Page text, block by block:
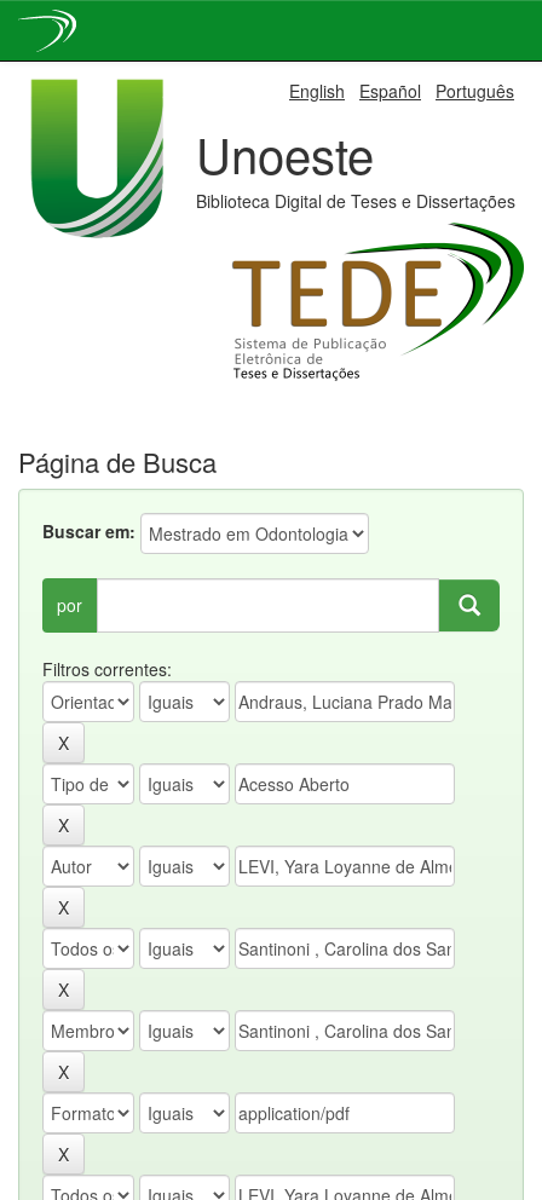
English Español Português
Unoeste
Biblioteca Digital de Teses e Dissertações
Página de Busca
Buscar em:
por
Filtros correntes: